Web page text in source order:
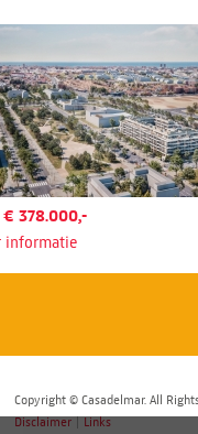
378.000,-
informatie
Copyright © Casadelmar. All
Disclaimer
Links